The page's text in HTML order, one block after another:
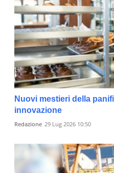
Nuovi mestieri della
innovazione
Redazione 29 Lug 2026 10:50